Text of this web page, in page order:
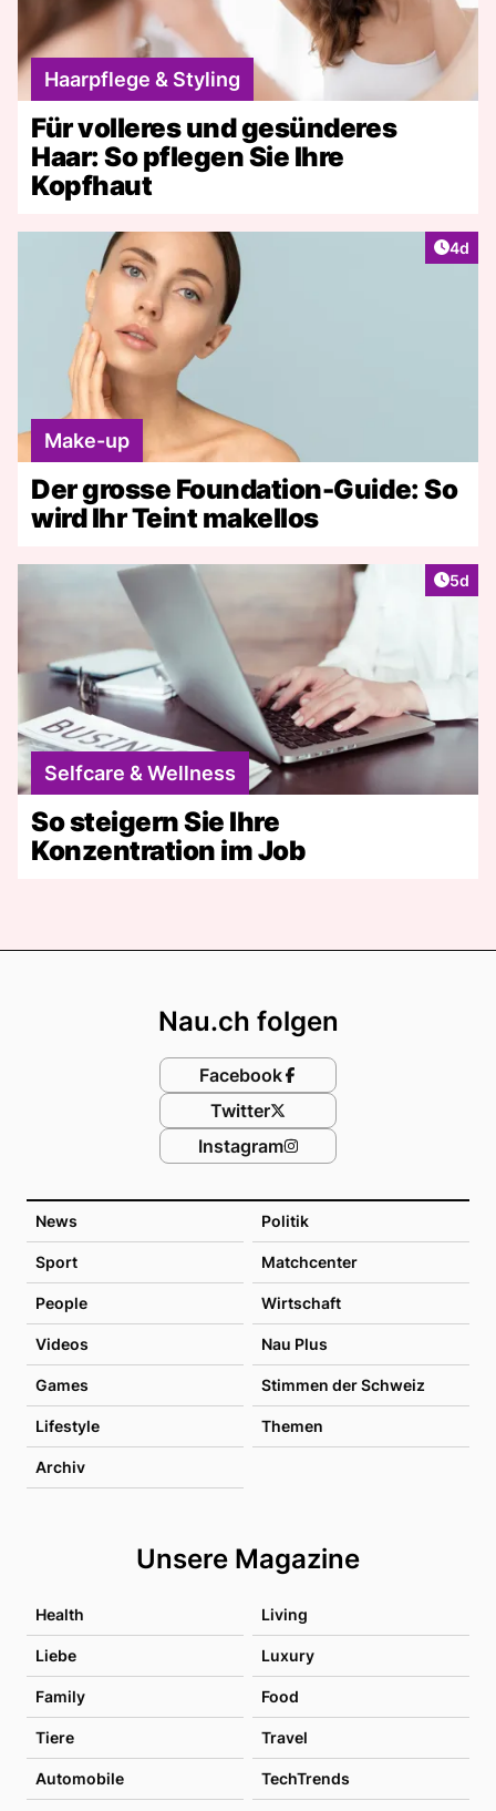
Haarpflege & Styling
Für volleres und gesünderes
Haar: So pflegen Sie Ihre
Kopfhaut
4d
Make-up
Der grosse Foundation-Guide: So
wird Ihr Teint makellos
5d
Selfcare & Wellness
So steigern Sie Ihre
Konzentration im Job
News Politik
Sport Matchcenter
People Wirtschaft
Videos Nau Plus
Games Stimmen der Schweiz
Lifestyle Themen
Archiv
Unsere Magazine
Health Living
Liebe Luxury
Family Food
Tiere Travel
Automobile TechTrends
Nau.ch folgen
Facebook
Twitter
Instagram